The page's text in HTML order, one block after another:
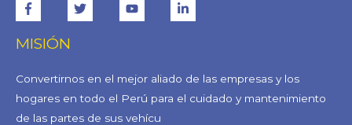
MISIÓN
Convertirnos en el mejor aliado de las empresas y los
hogares en todo el Perú para el cuidado y mantenimiento
de las partes de sus vehícu